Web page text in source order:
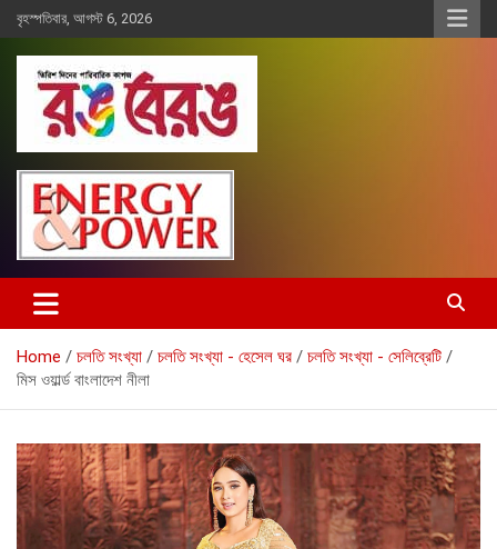
Skip
to
content
বৃহস্পতিবার, আগস্ট 6, 2026
রঙ বেরঙ
Home চলতি সংখ্যা চলতি সংখ্যা - হেসেল ঘর
চলতি সংখ্যা - সেলিব্রেটি
মিস ওয়ার্ল্ড বাংলাদেশ নীলা